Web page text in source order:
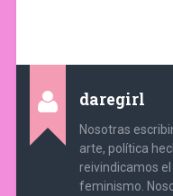
daregirl
Nosotras
arte, política
reivindicamos
feminismo.